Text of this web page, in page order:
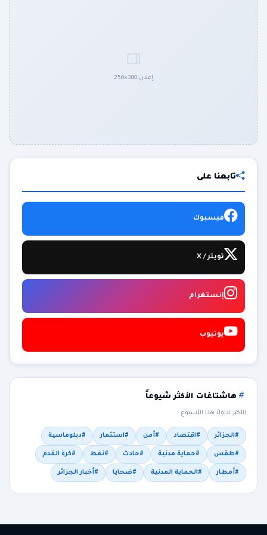
إعلان 300×250
تابعنا على
فيسبوك
تويتر / X
إنستغرام
يوتيوب
هاشتاغات الأكثر شيوعاً
الأكثر تداولاً هذا الأسبوع
#الجزائر #اقتصاد #أمن #استثمار #دبلوماسية
#طقس #حماية مدنية #حادث #نفط #كرة القدم
#أمطار #الحماية المدنية #ضحايا #أخبار الجزائر